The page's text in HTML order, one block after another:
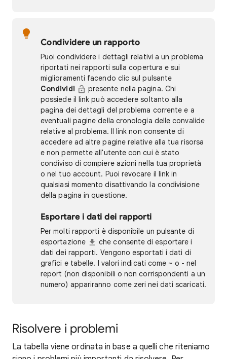
Condividere un rapporto
Puoi condividere i dettagli relativi a un problema
riportati nei rapporti sulla copertura e sui
miglioramenti facendo clic sul pulsante
Condividi
presente nella pagina. Chi
possiede il link può accedere soltanto alla
pagina dei dettagli del problema corrente e a
eventuali pagine della cronologia delle convalide
relative al problema. Il link non consente di
accedere ad altre pagine relative alla tua risorsa
e non permette all'utente con cui è stato
condiviso di compiere azioni nella tua proprietà
o nel tuo account. Puoi revocare il link in
qualsiasi momento disattivando la condivisione
della pagina in questione.
Esportare i dati dei rapporti
Per molti rapporti è disponibile un pulsante di
esportazione
che consente di esportare i
dati dei rapporti. Vengono esportati i dati di
grafici e tabelle. I valori indicati come ~ o - nel
report (non disponibili o non corrispondenti a un
numero) appariranno come zeri nei dati scaricati.
Risolvere i problemi
La tabella viene ordinata in base a quelli che riteniamo